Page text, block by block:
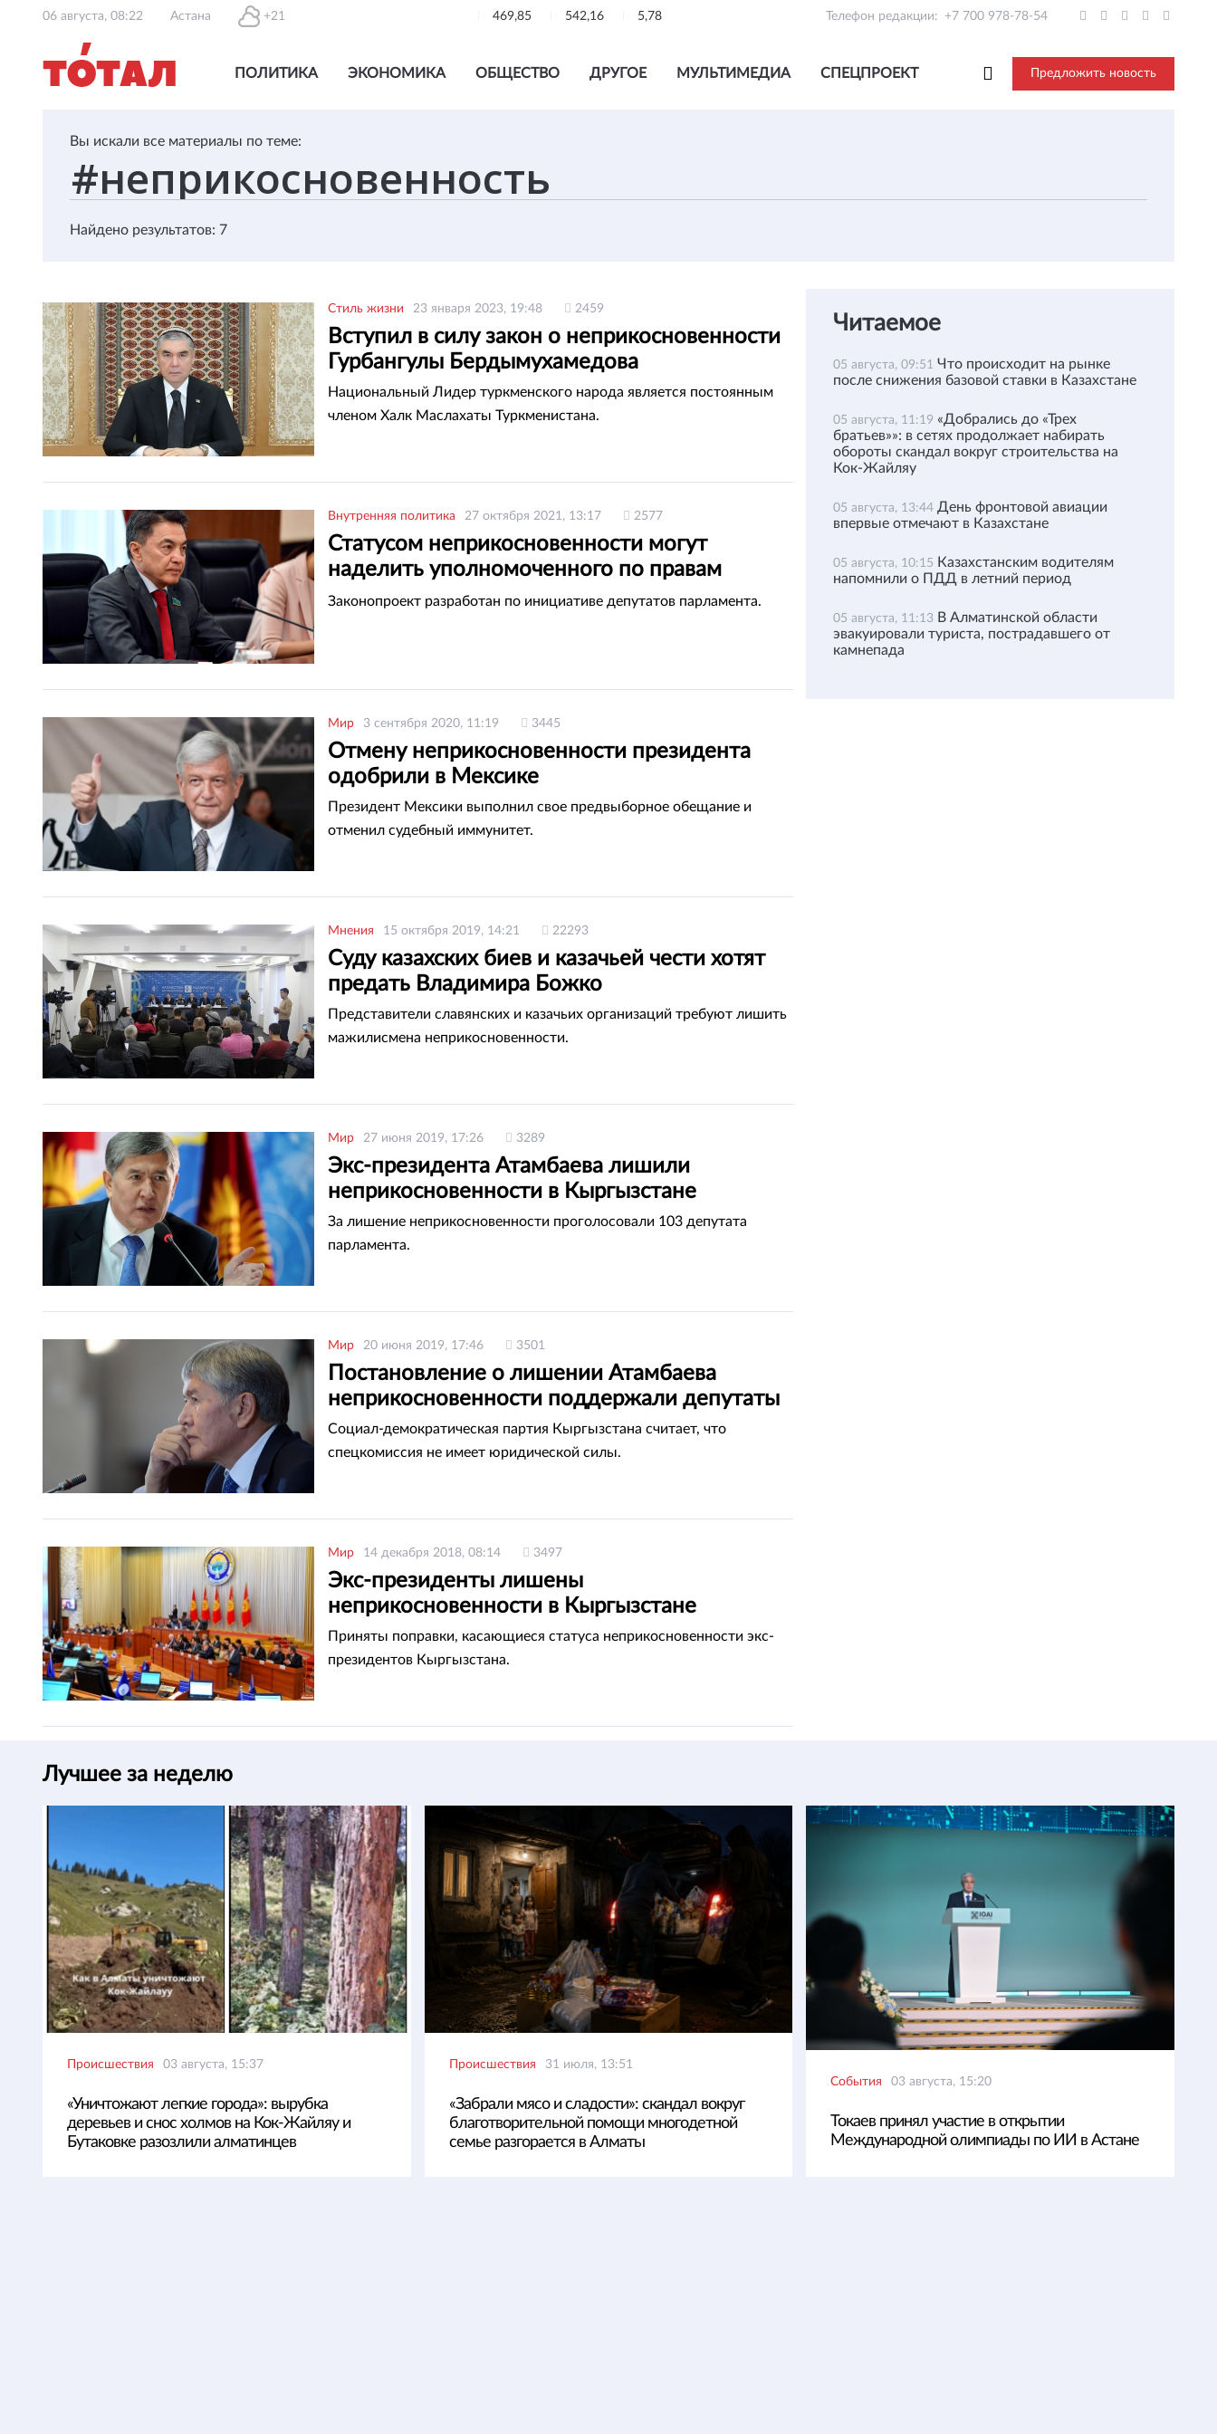
06 августа, 08:22 Астана +21 469,85 542,16 5,78 Телефон редакции: +7 700 978-78-54
ПОЛИТИКА ЭКОНОМИКА ОБЩЕСТВО ДРУГОЕ МУЛЬТИМЕДИА СПЕЦПРОЕКТ Предложить новость
Вы искали все материалы по теме:
Найдено результатов: 7
Стиль жизни 23 января 2023, 19:48 2459
Вступил в силу закон о неприкосновенности
Гурбангулы Бердымухамедова
Национальный Лидер туркменского народа является постоянным
членом Халк Маслахаты Туркменистана.
Внутренняя политика 27 октября 2021, 13:17 2577
Статусом неприкосновенности могут
наделить уполномоченного по правам
человека в РК
Законопроект разработан по инициативе депутатов парламента.
Мир 3 сентября 2020, 11:19 3445
Отмену неприкосновенности президента
одобрили в Мексике
Президент Мексики выполнил свое предвыборное обещание и
отменил судебный иммунитет.
Мнения 15 октября 2019, 14:21 22293
Суду казахских биев и казачьей чести хотят
предать Владимира Божко
Представители славянских и казачьих организаций требуют лишить
мажилисмена неприкосновенности.
Мир 27 июня 2019, 17:26 3289
Экс-президента Атамбаева лишили
неприкосновенности в Кыргызстане
За лишение неприкосновенности проголосовали 103 депутата
парламента.
Мир 20 июня 2019, 17:46 3501
Постановление о лишении Атамбаева
неприкосновенности поддержали депутаты
Социал-демократическая партия Кыргызстана считает, что
спецкомиссия не имеет юридической силы.
Мир 14 декабря 2018, 08:14 3497
Экс-президенты лишены
неприкосновенности в Кыргызстане
Приняты поправки, касающиеся статуса неприкосновенности экс-
президентов Кыргызстана.
Читаемое
05 августа, 09:51 Что происходит на рынке
после снижения базовой ставки в Казахстане
05 августа, 11:19 «Добрались до «Трех
братьев»»: в сетях продолжает набирать
обороты скандал вокруг строительства на
Кок-Жайляу
05 августа, 13:44 День фронтовой авиации
впервые отмечают в Казахстане
05 августа, 10:15 Казахстанским водителям
напомнили о ПДД в летний период
05 августа, 11:13 В Алматинской области
эвакуировали туриста, пострадавшего от
камнепада
Лучшее за неделю
Происшествия 03 августа, 15:37
«Уничтожают легкие города»: вырубка
деревьев и снос холмов на Кок-Жайляу и
Бутаковке разозлили алматинцев
Происшествия 31 июля, 13:51
«Забрали мясо и сладости»: скандал вокруг
благотворительной помощи многодетной
семье разгорается в Алматы
События 03 августа, 15:20
Токаев принял участие в открытии
Международной олимпиады по ИИ в Астане